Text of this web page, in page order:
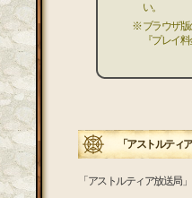
い。
※ ブラウザ版
『プレイ
「アストルティ
「アストルティア放送局